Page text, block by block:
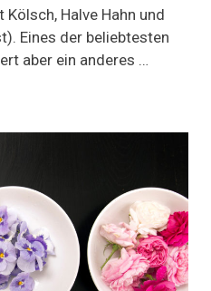
das
Glück
zu
Hause
Halve Hahn und
Eines der beliebtesten
aber ein anderes …